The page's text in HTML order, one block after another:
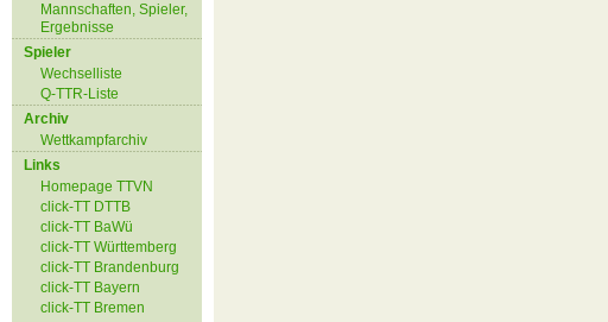
Mannschaften, Spieler,
Ergebnisse
Spieler
Wechselliste
Q-TTR-Liste
Archiv
Wettkampfarchiv
Links
Homepage TTVN
click-TT DTTB
click-TT BaWü
click-TT Württemberg
click-TT Brandenburg
click-TT Bayern
click-TT Bremen